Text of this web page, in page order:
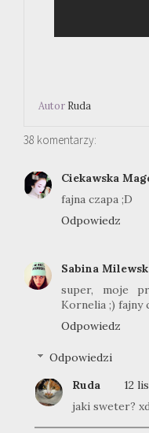
Autor Ruda
38 komentarzy:
Ciekawska
fajna czapa ;D
Odpowiedz
Sabina
super, moje
Kornelia ;) fajny
Odpowiedz
Odpowiedzi
Ruda
12
jaki sweter?